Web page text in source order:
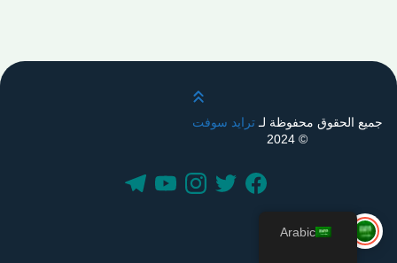
قم بالتمرير لأعلى
جميع الحقوق محفوظة لـترايد سوفت
© 2024
Arabic